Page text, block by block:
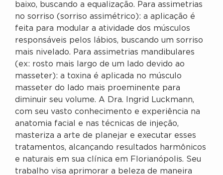
baixo, buscando a equalização. Para assimetrias
no sorriso (sorriso assimétrico): a aplicação é
feita para modular a atividade dos músculos
responsáveis pelos lábios, buscando um sorriso
mais nivelado. Para assimetrias mandibulares
(ex: rosto mais largo de um lado devido ao
masseter): a toxina é aplicada no músculo
masseter do lado mais proeminente para
diminuir seu volume. A Dra. Ingrid Luckmann,
com seu vasto conhecimento e experiência na
anatomia facial e nas técnicas de injeção,
masteriza a arte de planejar e executar esses
tratamentos, alcançando resultados harmônicos
e naturais em sua clínica em Florianópolis. Seu
trabalho visa aprimorar a beleza de maneira